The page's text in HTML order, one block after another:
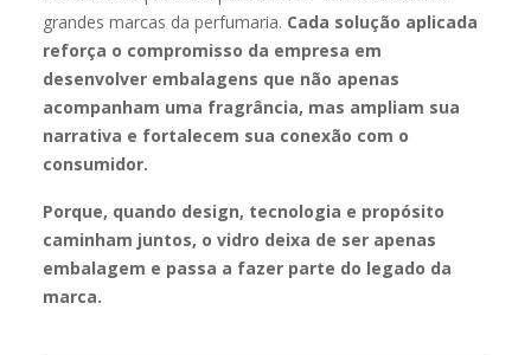
grandes marcas da perfumaria. Cada solução aplicada
reforça o compromisso da empresa em
desenvolver embalagens que não apenas
acompanham uma fragrância, mas ampliam sua
narrativa e fortalecem sua conexão com o
consumidor.
Porque, quando design, tecnologia e propósito
caminham juntos, o vidro deixa de ser apenas
embalagem e passa a fazer parte do legado da
marca.